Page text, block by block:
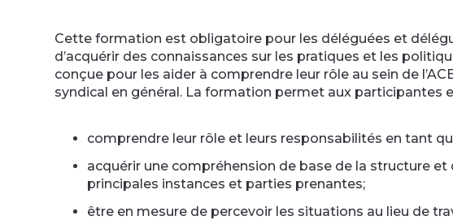
Cette formation est obligatoire pour les déléguées et
d’acquérir des connaissances sur les pratiques et les
conçue pour les aider à comprendre leur rôle au sein de
syndical en général. La formation permet aux participantes
comprendre leur rôle et leurs responsabilités en tant
acquérir une compréhension de base de la structure
principales instances et parties prenantes;
être en mesure de percevoir les situations au lieu de